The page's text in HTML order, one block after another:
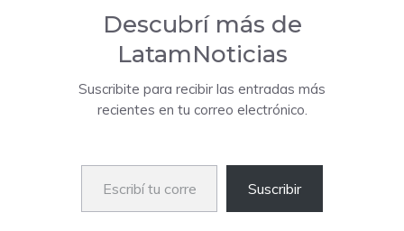
Descubrí más de
LatamNoticias
Suscribite para recibir las entradas más
recientes en tu correo electrónico.
Escribí tu correo electrónico…
Suscribir